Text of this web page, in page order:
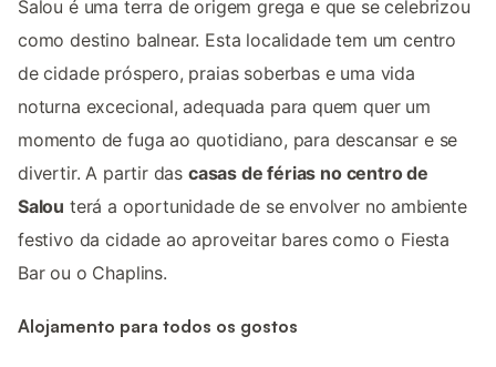
Salou é uma terra de origem grega e que se celebrizou
como destino balnear. Esta localidade tem um centro
de cidade próspero, praias soberbas e uma vida
noturna excecional, adequada para quem quer um
momento de fuga ao quotidiano, para descansar e se
divertir. A partir das casas de férias no centro de
Salou terá a oportunidade de se envolver no ambiente
festivo da cidade ao aproveitar bares como o Fiesta
Bar ou o Chaplins.
Alojamento para todos os gostos